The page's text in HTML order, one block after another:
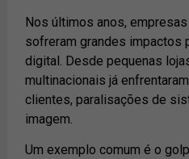
Nos últimos anos,
sofreram grandes impactos
digital. Desde pequenas
multinacionais já
clientes, paralisações de
imagem.
Um exemplo comum é o